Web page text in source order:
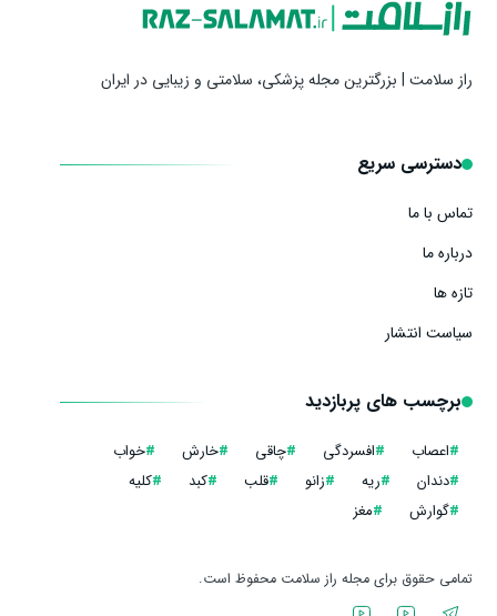
راز سلامت | بزرگترین مجله پزشکی، سلامتی و زیبایی در ایران
دسترسی سریع
تماس با ما
درباره ما
تازه ها
سیاست انتشار
برچسب های پربازدید
#اعصاب #افسردگی #چاقی #خارش #خواب
#دندان #ریه #زانو #قلب #کبد #کلیه
#گوارش #مغز
تمامی حقوق برای مجله راز سلامت محفوظ است.